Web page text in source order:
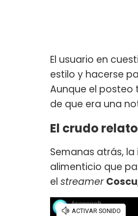
El usuario en
estilo y hacerse
Aunque el posteo
de que era una
El crudo
Semanas atrás,
alimenticio que
el streamer Coscu